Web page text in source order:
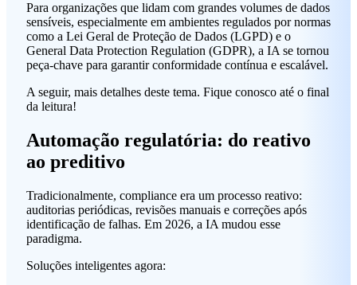
Para organizações que lidam com grandes volumes de dados
sensíveis, especialmente em ambientes regulados por normas
como a Lei Geral de Proteção de Dados (LGPD) e o
General Data Protection Regulation (GDPR), a IA se tornou
peça-chave para garantir conformidade contínua e escalável.
A seguir, mais detalhes deste tema. Fique conosco até o final
da leitura!
Automação regulatória: do reativo
ao preditivo
Tradicionalmente, compliance era um processo reativo:
auditorias periódicas, revisões manuais e correções após
identificação de falhas. Em 2026, a IA mudou esse
paradigma.
Soluções inteligentes agora: